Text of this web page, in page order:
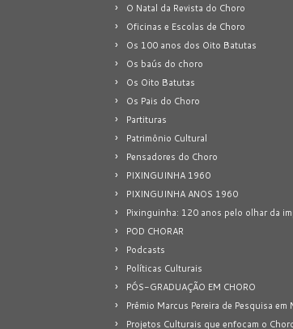
O Natal da Revista do Choro
Oficinas e Escolas de Choro
Os 100 anos dos Oito Batutas
Os baús do choro
Os Oito Batutas
Os Pais do Choro
Partituras
Patrimônio Cultural
Pensadores do Choro
PIXINGUINHA 1960
PIXINGUINHA ANOS 1960
Pixinguinha: 120 anos pelo olhar da
POD CHORAR
Podcasts
Políticas Culturais
PÓS-GRADUAÇÃO EM CHORO
Prêmio Marcus Pereira de Pesquisa
Projetos Culturais que enfocam o